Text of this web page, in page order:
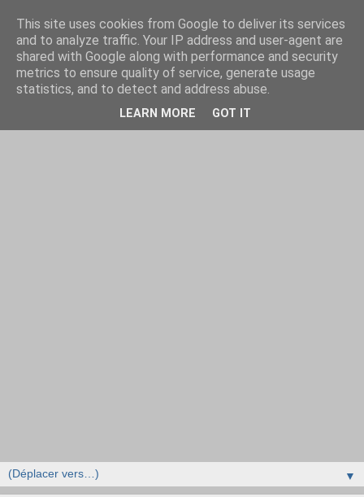
▼
This site uses cookies from Google to deliver its services
and to analyze traffic. Your IP address and user-agent are
shared with Google along with performance and security
metrics to ensure quality of service, generate usage
statistics, and to detect and address abuse.
LEARN MORE GOT IT